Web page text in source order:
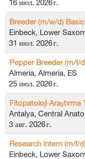
16 июл. 2026 г.
Breeder (m/w/d)
Einbeck, Lower
31 июл. 2026 г.
Pepper Breeder (m/f/
Almeria, Almeria, ES
25 июл. 2026 г.
Fitopatoloji Araştırma
Antalya, Central
3 авг. 2026 г.
Research Intern (m/f/
Einbeck, Lower